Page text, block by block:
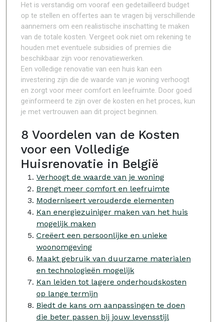
Het is verstandig om vooraf een gedetailleerd budget
op te stellen en offertes aan te vragen bij verschillende
aannemers om een realistische inschatting te maken
van de totale kosten. Vergeet ook niet om rekening te
houden met eventuele subsidies of premies die
beschikbaar zijn voor renovatiewerken.
Een volledige renovatie van een huis kan een
investering zijn die de waarde van je woning verhoogt
en zorgt voor meer comfort en leefruimte. Door goed
geïnformeerd te zijn over de kosten en het proces, kun
je met vertrouwen aan dit project beginnen.
8 Voordelen van de Kosten
voor een Volledige
Huisrenovatie in België
Verhoogt de waarde van je woning
Brengt meer comfort en leefruimte
Moderniseert verouderde elementen
Kan energiezuiniger maken van het huis
mogelijk maken
Creëert een persoonlijke en unieke
woonomgeving
Maakt gebruik van duurzame materialen
en technologieën mogelijk
Kan leiden tot lagere onderhoudskosten
op lange termijn
Biedt de kans om aanpassingen te doen
die beter passen bij jouw levensstijl